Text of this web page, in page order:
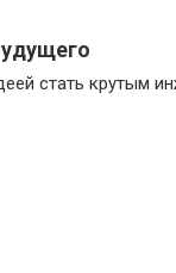
стать крутым